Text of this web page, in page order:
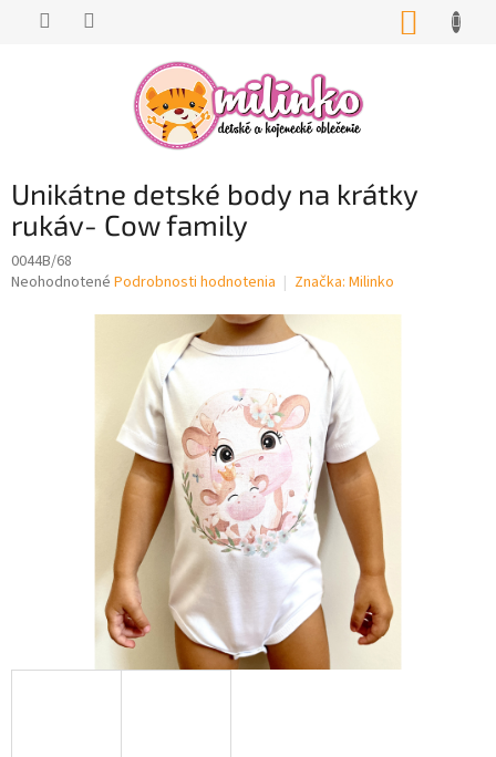
Unikátne detské body na krátky
rukáv- Cow family
0044B/68
Priemerné
Neohodnotené Podrobnosti hodnotenia Značka: Milinko